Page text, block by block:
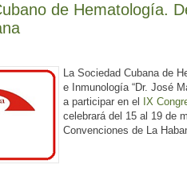
de Hematología.
La Sociedad Cubana de
e Inmunología “Dr. José
a participar en el
IX
celebrará del 15 al 19 de
Convenciones de La